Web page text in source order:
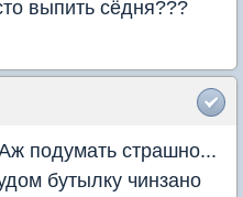
выпить сёдня???
подумать страшно...
бутылку чинзано